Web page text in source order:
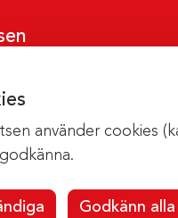
använder cookies
Godkänn alla